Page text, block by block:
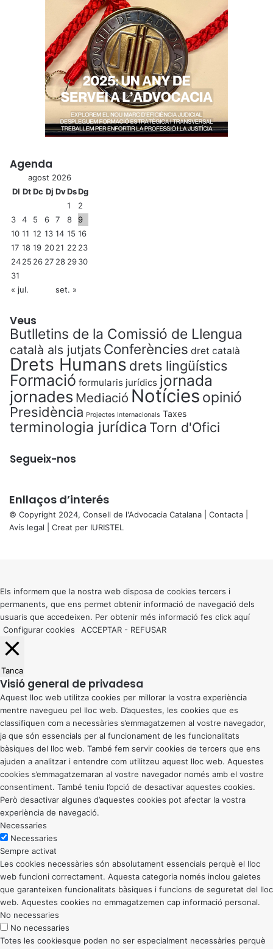
Agenda
agost 2026
Dl DtDc Dj DvDsDg
1
2
3
4 5 6 7 8
9
10 11 12 13 14 15 16
17 18 19 2021 22 23
2425 26 27 28 2930
31
« jul.
set. »
Veus
Butlletins de la Comissió de Llengua
català als jutjats Conferències dret català
Drets Humans drets lingüístics
Formació formularis jurídics jornada
jornades Mediació Notícies opinió
Presidència Projectes Internacionals Taxes
terminologia jurídica Torn d'Ofici
Segueix-nos
Enllaços d’interés
© Copyright 2024, Consell de l'Advocacia Catalana | Contacta
Avís legal | Creat per IURISTEL
button
Els informem que la nostra web disposa de cookies tercers i
permanents, que ens permet obtenir informació de navegació dels
usuaris que accedeixen. Per obtenir més informació fes click aquí
Configurar cookies
ACCEPTAR - REFUSAR
Tanca
Visió general de privadesa
Aquest lloc web utilitza cookies per millorar la vostra experiència
mentre navegueu pel lloc web. D’aquestes, les cookies que es
classifiquen com a necessàries s’emmagatzemen al vostre navegador,
ja que són essencials per al funcionament de les funcionalitats
bàsiques del lloc web. També fem servir cookies de tercers que ens
ajuden a analitzar i entendre com utilitzeu aquest lloc web. Aquestes
cookies s’emmagatzemaran al vostre navegador només amb el vostre
consentiment. També teniu l’opció de desactivar aquestes cookies.
Però desactivar algunes d’aquestes cookies pot afectar la vostra
experiència de navegació.
Necessaries
Necessaries
Sempre activat
Les cookies necessàries són absolutament essencials perquè el lloc
web funcioni correctament. Aquesta categoria només inclou galetes
que garanteixen funcionalitats bàsiques i funcions de seguretat del lloc
web. Aquestes cookies no emmagatzemen cap informació personal.
No necessaries
No necessaries
Totes les cookiesque poden no ser especialment necessàries perquè